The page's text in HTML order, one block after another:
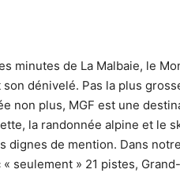
minutes de La Malbaie, le
dénivelé. Pas la plus
non plus, MGF est une
la randonnée alpine et le
dignes de mention. Dans
seulement » 21 pistes,